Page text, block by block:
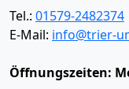
Tel.: 01579-2482374
E-Mail: info@trier-
Öffnungszeiten: